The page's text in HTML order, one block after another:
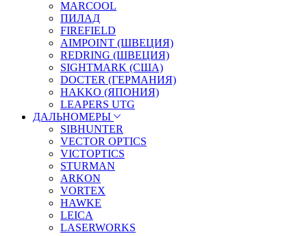
MARCOOL
ПИЛАД
FIREFIELD
AIMPOINT (ШВЕЦИЯ)
REDRING (ШВЕЦИЯ)
SIGHTMARK (США)
DOCTER (ГЕРМАНИЯ)
HAKKO (ЯПОНИЯ)
LEAPERS UTG
ДАЛЬНОМЕРЫ
SIBHUNTER
VECTOR OPTICS
VICTOPTICS
STURMAN
ARKON
VORTEX
HAWKE
LEICA
LASERWORKS